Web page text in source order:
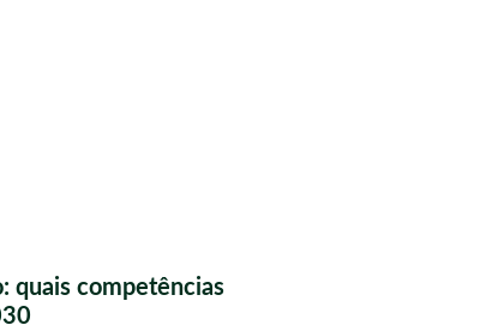
quais competências